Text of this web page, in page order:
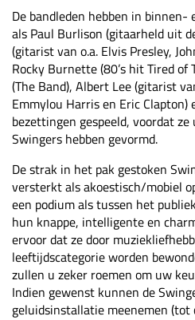
De bandleden hebben in
als Paul Burlison (gitaarheld uit
(gitarist van o.a. Elvis Presley,
Rocky Burnette (80’s hit Tired of
(The Band), Albert Lee (gitarist
Emmylou Harris en Eric Clapton)
bezettingen gespeeld, voordat
Swingers hebben gevormd.
De strak in het pak gestoken
versterkt als akoestisch/mobiel
een podium als tussen het
hun knappe, intelligente en
ervoor dat ze door
leeftijdscategorie worden
zullen u zeker roemen om uw
Indien gewenst kunnen de
geluidsinstallatie meenemen (tot